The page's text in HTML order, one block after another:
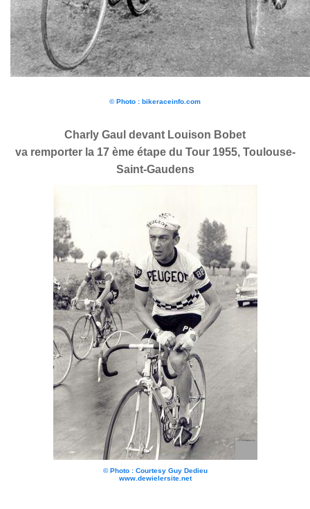
© Photo : bikeraceinfo.com
Charly Gaul devant Louison Bobet
va remporter la 17 ème étape du Tour 1955, Toulouse-
Saint-Gaudens
© Photo : Courtesy Guy Dedieu
www.dewielersite.net